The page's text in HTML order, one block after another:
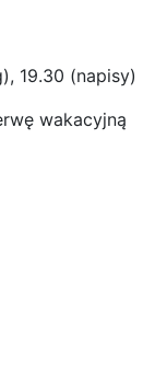
19.30 (napisy)
wakacyjną